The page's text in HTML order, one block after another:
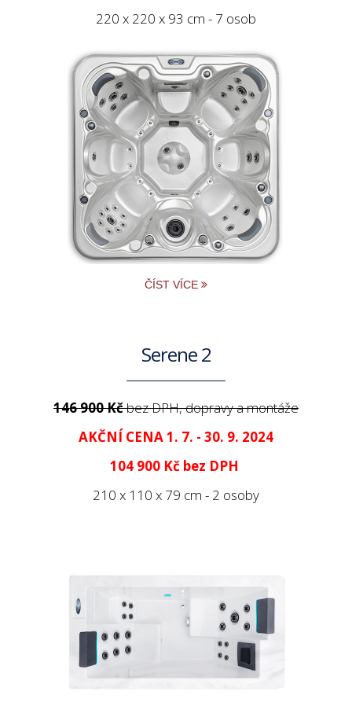
220 x 220 x 93 cm - 7 osob
ČÍST VÍCE
Serene 2
146 900 Kčbez DPH, dopravy a montáže
AKČNÍ CENA 1. 7. - 30. 9. 2024
104 900 Kč bez DPH
210 x 110 x 79 cm - 2 osoby